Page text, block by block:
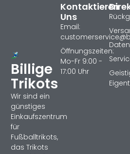
Billige
Trikots
Wir sind ein
günstiges
Einkaufszentrum
für
Fußballtrikots,
das Trikots
Kontaktieren
Uns
Email:
Öffnungszeiten:
Mo-Fr 9:00 -
17:00 Uhr